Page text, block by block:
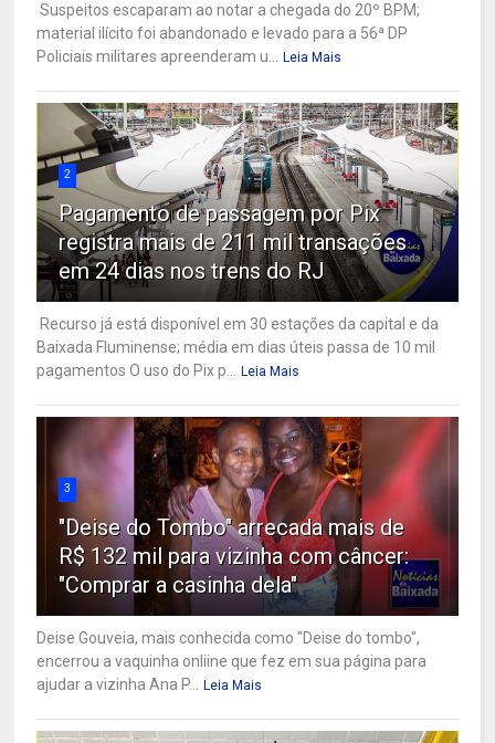
Suspeitos escaparam ao notar a chegada do 20º BPM;
material ilícito foi abandonado e levado para a 56ª DP
Policiais militares apreenderam u... Leia Mais
2
Pagamento de passagem por Pix
registra mais de 211 mil transações
em 24 dias nos trens do RJ
Recurso já está disponível em 30 estações da capital e da
Baixada Fluminense; média em dias úteis passa de 10 mil
pagamentos O uso do Pix p... Leia Mais
3
"Deise do Tombo" arrecada mais de
R$ 132 mil para vizinha com câncer:
"Comprar a casinha dela"
Deise Gouveia, mais conhecida como "Deise do tombo",
encerrou a vaquinha onliine que fez em sua página para
ajudar a vizinha Ana P... Leia Mais